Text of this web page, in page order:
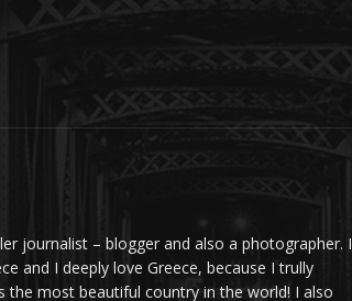
journalist – blogger and also a photographer. I
and I deeply love Greece, because I trully
the most beautiful country in the world! I also